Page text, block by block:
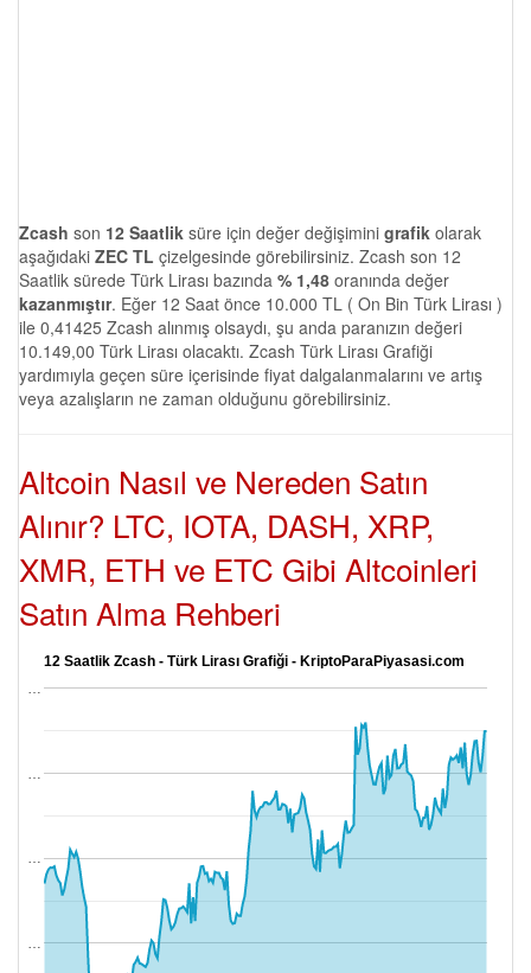
Zcash son 12 Saatlik süre için değer değişimini grafik olarak
aşağıdaki ZEC TL çizelgesinde görebilirsiniz. Zcash son 12
Saatlik sürede Türk Lirası bazında % 1,48 oranında değer
kazanmıştır. Eğer 12 Saat önce 10.000 TL ( On Bin Türk Lirası )
ile 0,41425 Zcash alınmış olsaydı, şu anda paranızın değeri
10.149,00 Türk Lirası olacaktı. Zcash Türk Lirası Grafiği
yardımıyla geçen süre içerisinde fiyat dalgalanmalarını ve artış
veya azalışların ne zaman olduğunu görebilirsiniz.
Altcoin Nasıl ve Nereden Satın
Alınır? LTC, IOTA, DASH, XRP,
XMR, ETH ve ETC Gibi Altcoinleri
Satın Alma Rehberi
12 Saatlik Zcash - Türk Lirası Grafiği - KriptoParaPiyasasi.com
…
…